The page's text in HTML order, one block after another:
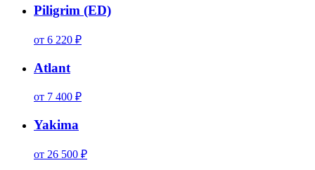
Piligrim (ED)
от 6 220 ₽
Atlant
от 7 400 ₽
Yakima
от 26 500 ₽